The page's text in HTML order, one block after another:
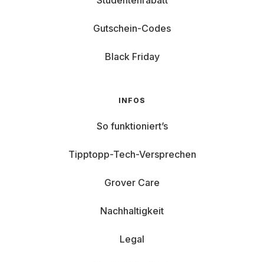
Gutschein-Codes
Black Friday
INFOS
So funktioniert’s
Tipptopp-Tech-Versprechen
Grover Care
Nachhaltigkeit
Legal